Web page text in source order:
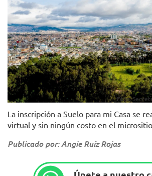
Foto:
La inscripción a Suelo para mi Casa se
virtual y sin ningún costo en el
Publicado por: Angie Ruíz Rojas